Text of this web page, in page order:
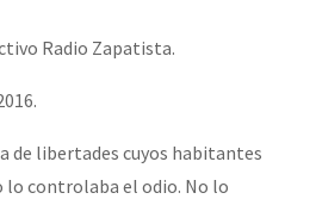
Radio Zapatista.
de libertades cuyos habitantes
lo controlaba el odio. No lo